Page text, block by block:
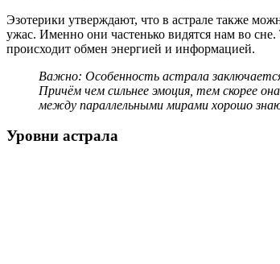
Эзотерики утверждают, что в астрале также
ужас. Именно они частенько видятся нам во
происходит обмен энергией и информацией.
Важно: Особенность астрала
Причём чем сильнее эмоция, тем скорее
между параллельными мирами хорошо
Уровни астрала